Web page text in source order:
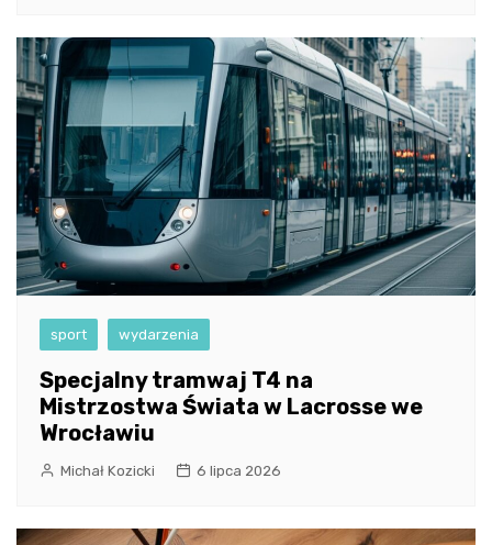
sport wydarzenia
Specjalny tramwaj T4 na
Mistrzostwa Świata w Lacrosse we
Wrocławiu
Michał Kozicki 6 lipca 2026